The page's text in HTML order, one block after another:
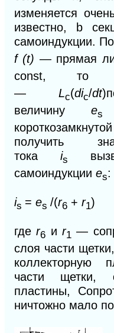
изменяется
известно,
b
самоиндукции.
f (t) — прямая
const, то
— Lc(dic/dt
величину еs
получить
тока is
самоиндукции es:
is = es /(r6 + r1)
гдеr6 иr1 —
слоя части
коллекторную
части щетки,
пластины,
ничтожно мало по